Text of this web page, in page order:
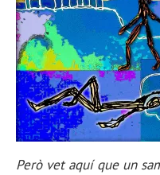
Però vet aquí que un